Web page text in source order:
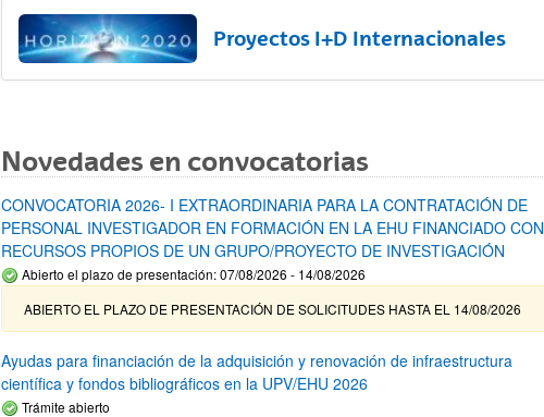
Proyectos I+D Internacionales
Novedades en convocatorias
CONVOCATORIA 2026- I EXTRAORDINARIA PARA LA CONTRATACIÓN DE
PERSONAL INVESTIGADOR EN FORMACIÓN EN LA EHU FINANCIADO CON
RECURSOS PROPIOS DE UN GRUPO/PROYECTO DE INVESTIGACIÓN
Abierto el plazo de presentación: 07/08/2026 - 14/08/2026
ABIERTO EL PLAZO DE PRESENTACIÓN DE SOLICITUDES HASTA EL 14/08/2026
Ayudas para financiación de la adquisición y renovación de infraestructura
científica y fondos bibliográficos en la UPV/EHU 2026
Trámite abierto